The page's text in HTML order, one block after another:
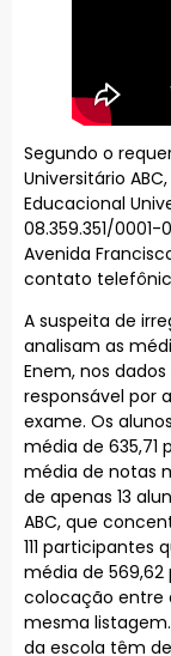
Segundo o
Universitário
Educacional
08.359.351/
Avenida
contato
A suspeita de
analisam as
Enem, nos
responsável por
exame. Os
média de
média de notas
de apenas 13
ABC, que
111
média de 569,62
colocação entre
mesma
da escola têm